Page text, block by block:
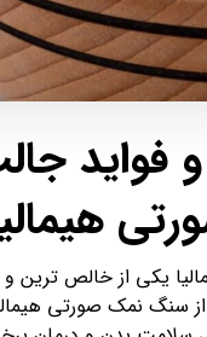
یکی از خالص ترین
سنگ نمک صورتی